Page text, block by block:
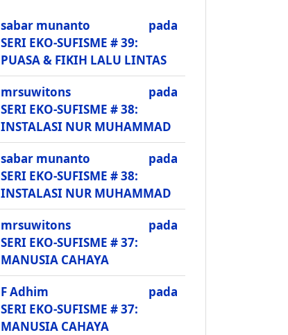
sabar munanto
pada
SERI EKO-SUFISME # 39:
PUASA & FIKIH LALU LINTAS
mrsuwitons
pada
SERI EKO-SUFISME # 38:
INSTALASI NUR MUHAMMAD
sabar munanto
pada
SERI EKO-SUFISME # 38:
INSTALASI NUR MUHAMMAD
mrsuwitons
pada
SERI EKO-SUFISME # 37:
MANUSIA CAHAYA
F Adhim
pada
SERI EKO-SUFISME # 37:
MANUSIA CAHAYA